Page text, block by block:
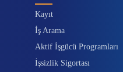
Kayıt
İş Arama
Aktif İşgücü Programları
İşsizlik Sigortası